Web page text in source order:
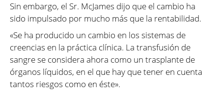
Sin embargo, el Sr. McJames dijo que el cambio ha
sido impulsado por mucho más que la rentabilidad.
«Se ha producido un cambio en los sistemas de
creencias en la práctica clínica. La transfusión de
sangre se considera ahora como un trasplante de
órganos líquidos, en el que hay que tener en cuenta
tantos riesgos como en éste».